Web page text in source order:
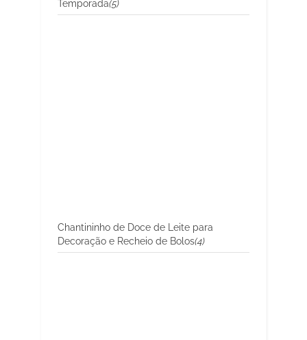
Temporada(5)
Chantininho de Doce de Leite para
Decoração e Recheio de Bolos(4)